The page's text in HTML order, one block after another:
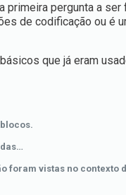
pergunta a ser
de codificação ou é
que já eram
foram vistas no contexto